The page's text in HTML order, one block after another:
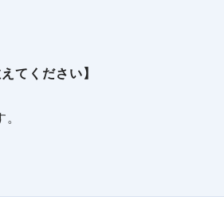
てください】